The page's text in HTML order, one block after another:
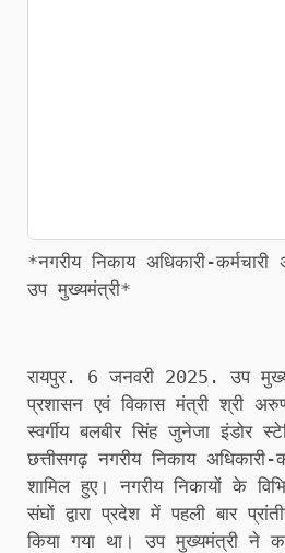
*नगरीय निकाय अधिकारी-
उप मुख्यमंत्री*
रायपुर. 6 जनवरी 2025. उप
प्रशासन एवं विकास मंत्री श्री
स्वर्गीय बलबीर सिंह जुनेजा इंडोर
छत्तीसगढ़ नगरीय निकाय अधिकारी-
शामिल हुए। नगरीय निकायों के
संघों द्वारा प्रदेश में पहली बार
किया गया था। उप मुख्यमंत्री ने